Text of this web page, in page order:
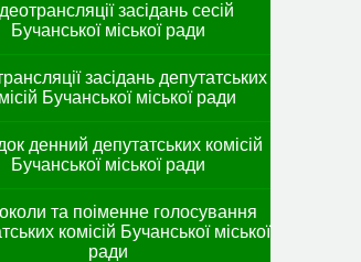
засідань сесій
Бучанської міської ради
засідань депутатських
Бучанської міської ради
денний депутатських комісій
Бучанської міської ради
та поіменне голосування
комісій Бучанської міської
ради